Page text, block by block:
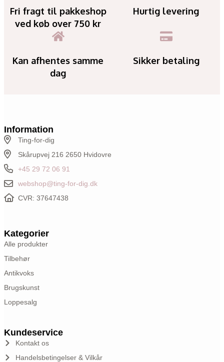
Fri fragt til pakkeshop
ved køb over 750 kr
Hurtig levering
Kan afhentes samme
dag
Sikker betaling
Information
Ting-for-dig
Skårupvej 216 2650 Hvidovre
+45 29 72 06 91
webshop@ting-for-dig.dk
CVR: 37647438
Kategorier
Alle produkter
Tilbehør
Antikvoks
Brugskunst
Loppesalg
Kundeservice
Kontakt os
Handelsbetingelser & Vilkår